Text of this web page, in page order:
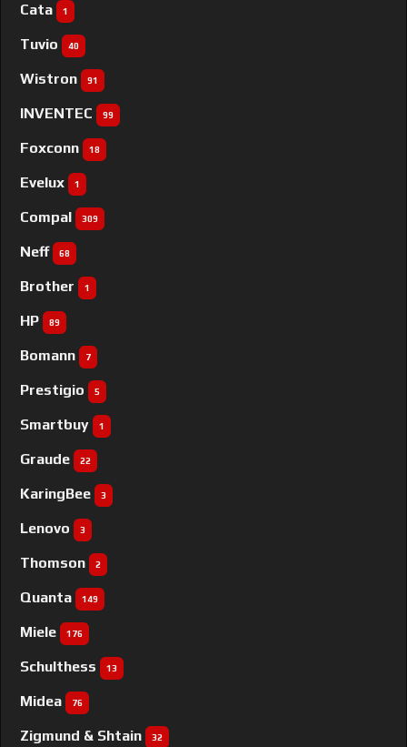
Cata 1
Tuvio 40
Wistron 91
INVENTEC 99
Foxconn 18
Evelux 1
Compal 309
Neff 68
Brother 1
HP 89
Bomann 7
Prestigio 5
Smartbuy 1
Graude 22
KaringBee 3
Lenovo 3
Thomson 2
Quanta 149
Miele 176
Schulthess 13
Midea 76
Zigmund & Shtain 32